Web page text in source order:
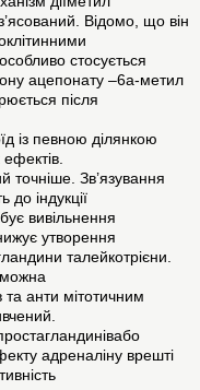
Відомо, що він
стосується
ацепонату –6a-метил
після
із певною ділянкою
ефектів.
точніше. Зв’язування
до індукції
вивільнення
утворення
талейкотрієни.
можна
та анти мітотичним
адреналіну врешті